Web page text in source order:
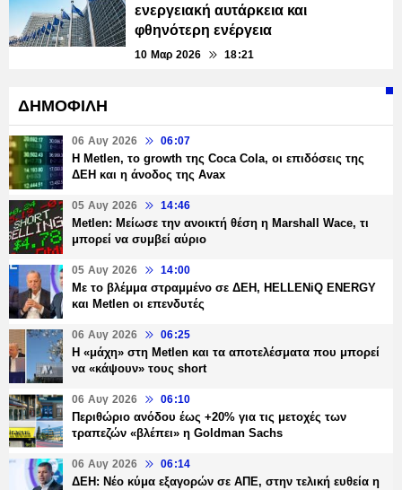
ενεργειακή αυτάρκεια και
φθηνότερη ενέργεια
10 Μαρ 2026 18:21
ΔΗΜΟΦΙΛΗ
06 Αυγ 2026 06:07
H Metlen, το growth της Coca Cola, οι επιδόσεις της
ΔΕΗ και η άνοδος της Avax
05 Αυγ 2026 14:46
Metlen: Μείωσε την ανοικτή θέση η Marshall Wace, τι
μπορεί να συμβεί αύριο
05 Αυγ 2026 14:00
Με το βλέμμα στραμμένο σε ΔΕΗ, HELLENiQ ENERGY
και Metlen οι επενδυτές
06 Αυγ 2026 06:25
H «μάχη» στη Metlen και τα αποτελέσματα που μπορεί
να «κάψουν» τους short
06 Αυγ 2026 06:10
Περιθώριο ανόδου έως +20% για τις μετοχές των
τραπεζών «βλέπει» η Goldman Sachs
06 Αυγ 2026 06:14
ΔΕΗ: Νέο κύμα εξαγορών σε ΑΠΕ, στην τελική ευθεία η